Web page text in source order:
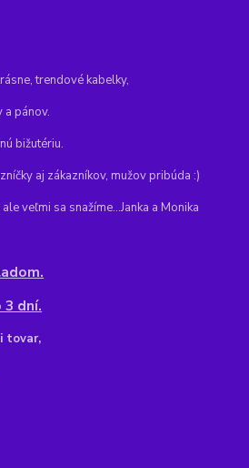
trendové kabelky,
a pánov.
bižutériu.
aj zákazníkov, mužov pribúda :)
veľmi sa snažíme...Janka a Monika
3 dní.
tovar,